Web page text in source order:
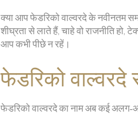
क्या आप फेडरिको वाल्वरदे के नवीनतम
शीघ्रता से लाते हैं, चाहे वो राजनीति हो,
आप कभी पीछे न रहें।
फेडरिको
फेडरिको वाल्वरदे का नाम अब कई